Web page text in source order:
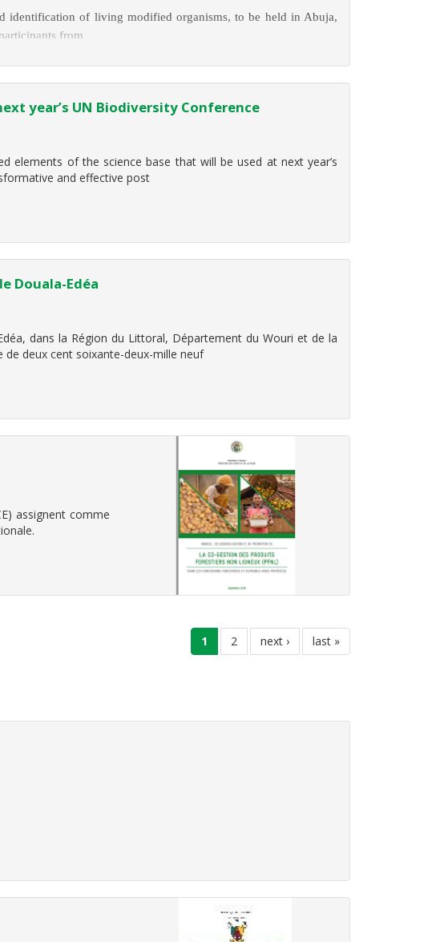
identification of living modified organisms, to be held in Abuja,
from
year’s UN Biodiversity Conference
elements of the science base that will be used at next year’s
and effective post
Douala-Edéa
dans la Région du Littoral, Département du Wouri et de la
deux cent soixante-deux-mille neuf
assignent comme
current
page
1 page
2
next
page
next ›
last
page
last »